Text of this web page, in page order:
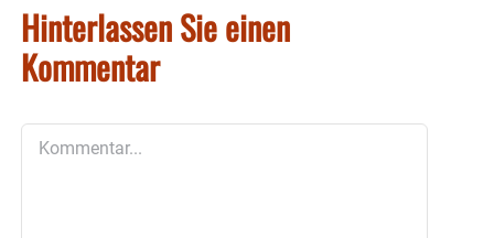
Hinterlassen Sie einen
Kommentar